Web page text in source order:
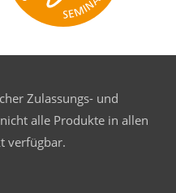
Zulassungs- und
alle Produkte in allen
verfügbar.